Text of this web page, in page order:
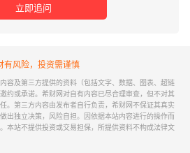
立即追问
有风险，投资需谨慎
容及第三方提供的资料（包括文字、数据、图表、超链
约或承诺。希财网对自有内容已尽合理审查，但不对其
。第三方内容由发布者自行负责，希财网不保证其真实
出独立决策，风险自担。因依据本站内容进行的操作而
本站不提供投资或交易担保，所提供资料不构成法律文